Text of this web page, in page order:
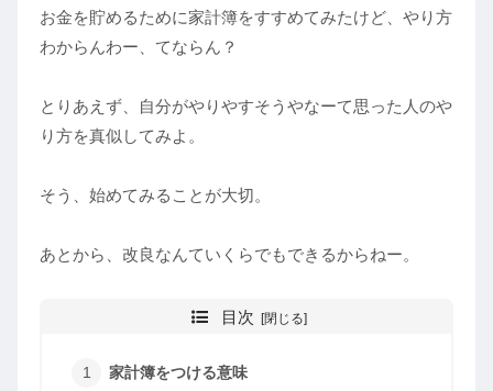
お金を貯めるために家計簿をすすめてみたけど、やり方
わからんわー、てならん？
とりあえず、自分がやりやすそうやなーて思った人のや
り方を真似してみよ。
そう、始めてみることが大切。
あとから、改良なんていくらでもできるからねー。
目次
家計簿をつける意味